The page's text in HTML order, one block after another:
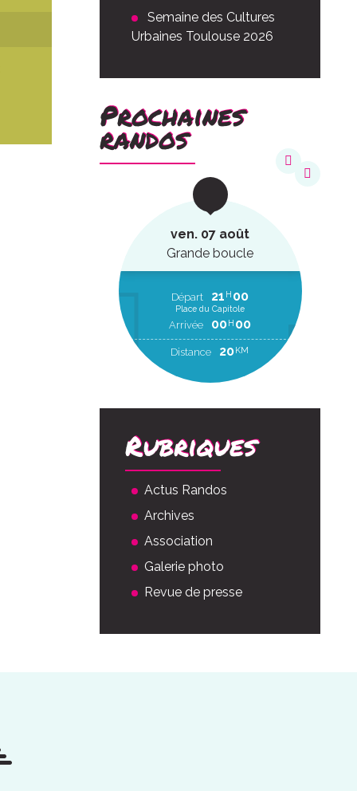
Semaine des Cultures
Urbaines Toulouse 2026
Prochaines
randos
ven. 07 août
Grande boucle
Départ 21 H 00
Place du Capitole
Arrivée 00H 00
Distance 20KM
Rubriques
Actus Randos
Archives
Association
Galerie photo
Revue de presse